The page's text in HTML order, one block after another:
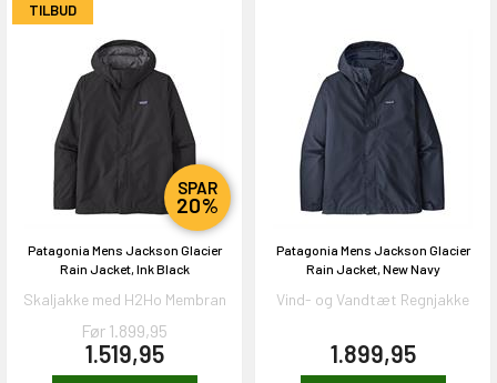
TILBUD
SPAR
20%
Patagonia Mens Jackson Glacier
Rain Jacket, Ink Black
Skaljakke med H2Ho Membran
Før 1.899,95
1.519,95
Patagonia Mens Jackson Glacier
Rain Jacket, New Navy
Vind- og Vandtæt Regnjakke
1.899,95